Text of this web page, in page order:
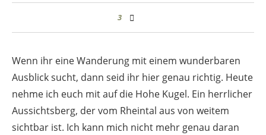
3
Wenn ihr eine Wanderung mit einem wunderbaren
Ausblick sucht, dann seid ihr hier genau richtig. Heute
nehme ich euch mit auf die Hohe Kugel. Ein herrlicher
Aussichtsberg, der vom Rheintal aus von weitem
sichtbar ist. Ich kann mich nicht mehr genau daran